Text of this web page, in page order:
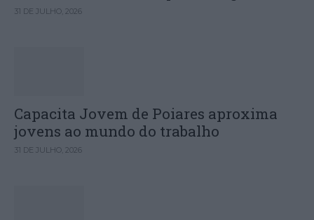
31 DE JULHO, 2026
Capacita Jovem de Poiares aproxima
jovens ao mundo do trabalho
31 DE JULHO, 2026